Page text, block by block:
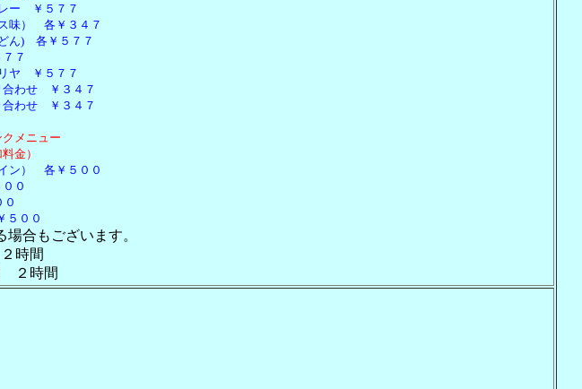
ー ￥５７７
味） 各￥３４７
ん) 各￥５７７
７
ヤ ￥５７７
合わせ ￥３４７
合わせ ￥３４７
メニュー
金）
ン） 各￥５００
０
０
５００
合もございます。
時間
２時間